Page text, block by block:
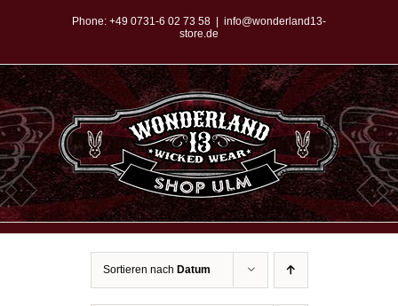
springen
Phone: +49 0731-6 02 73 58
info@wonderland13-
store.de
Sortieren nach Datum